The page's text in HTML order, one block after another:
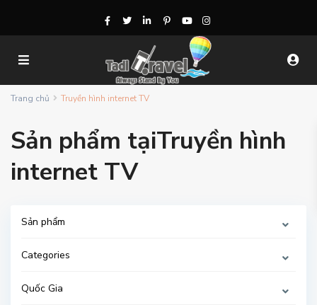
Trang chủ Truyền hình internet TV
Sản phẩm tạiTruyền hình
internet TV
Sản phẩm
Categories
Quốc Gia